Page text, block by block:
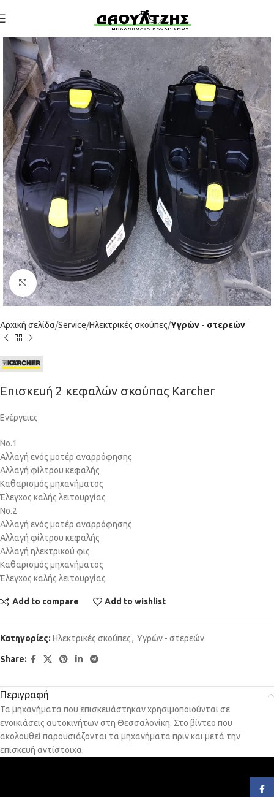
Click to enlarge
Αρχική σελίδα Service Ηλεκτρικές σκούπες Υγρών - στερεών
Επισκευή 2 κεφαλών σκούπας Karcher
Ενέργειες
Νο.1
Αλλαγή ενός μοτέρ αναρρόφησης
Αλλαγή φίλτρου κεφαλής
Καθαρισμός μηχανήματος
Έλεγχος καλής λειτουργίας
Νο.2
Αλλαγή ενός μοτέρ αναρρόφησης
Αλλαγή φίλτρου κεφαλής
Αλλαγή ηλεκτρικού φις
Καθαρισμός μηχανήματος
Έλεγχος καλής λειτουργίας
Add to compare Add to wishlist
Κατηγορίες: Ηλεκτρικές σκούπες, Υγρών - στερεών
Share:
Περιγραφή
Τα μηχανήματα που επισκευάστηκαν χρησιμοποιούνται σε
ενοικιάσεις αυτοκινήτων στη Θεσσαλονίκη. Στο βίντεο που
ακολουθεί παρουσιάζονται τα μηχανήματα πριν και μετά την
επισκευή αντίστοιχα.